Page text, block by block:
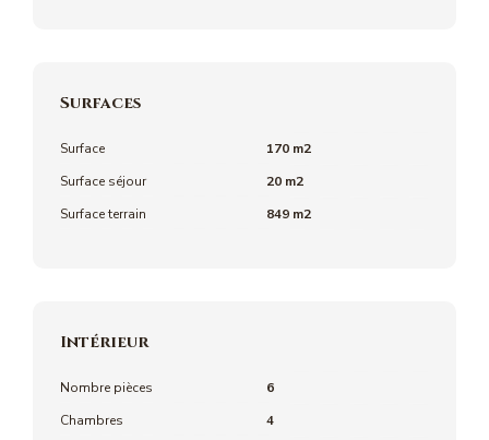
Surfaces
Surface
170 m2
Surface séjour
20 m2
Surface terrain
849 m2
Intérieur
Nombre pièces
6
Chambres
4